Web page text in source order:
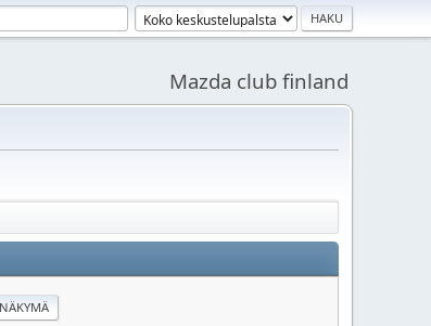
Mazda club finland